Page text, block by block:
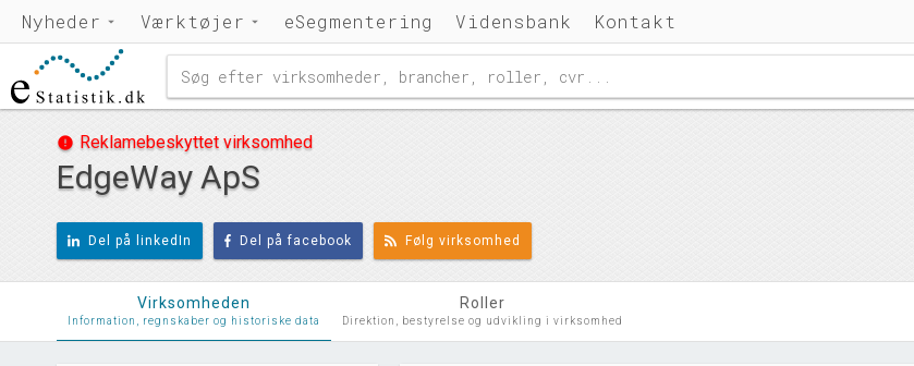
Nyheder Værktøjer eSegmentering Vidensbank Kontakt
error Reklamebeskyttet virksomhed
EdgeWay ApS
Del på linkedIn Del på facebook Følg virksomhed
Virksomheden
Information, regnskaber og historiske data
Roller
Direktion, bestyrelse og udvikling i virksomhed